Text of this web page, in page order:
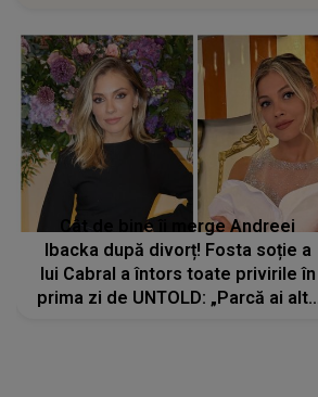
Cât de bine îi merge Andreei
Ibacka după divorț! Fosta soție a
lui Cabral a întors toate privirile în
prima zi de UNTOLD: „Parcă ai altă